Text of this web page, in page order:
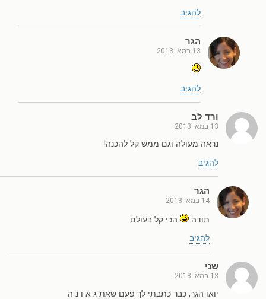
להגיב
הגר
13 במאי 2013
להגיב
ורד לב
13 במאי 2013
נראה מעולה וגם ממש קל להכנה!
להגיב
הגר
14 במאי 2013
תודה
הכי קל בעולם.
להגיב
שני
13 במאי 2013
יואו הגר, כבר כתבתי לך פעם שאת ג א ו נ ה